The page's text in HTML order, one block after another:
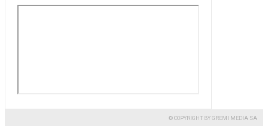
© COPYRIGHT BY GREMI MEDIA SA